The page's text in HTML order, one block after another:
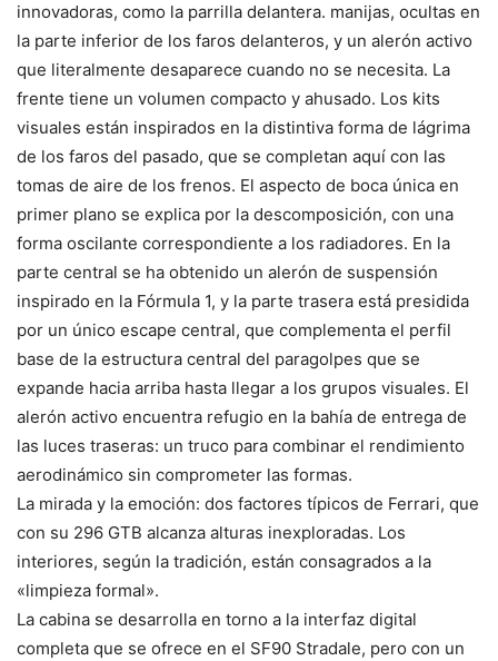
innovadoras, como la parrilla delantera. manijas, ocultas en
la parte inferior de los faros delanteros, y un alerón activo
que literalmente desaparece cuando no se necesita. La
frente tiene un volumen compacto y ahusado. Los kits
visuales están inspirados en la distintiva forma de lágrima
de los faros del pasado, que se completan aquí con las
tomas de aire de los frenos. El aspecto de boca única en
primer plano se explica por la descomposición, con una
forma oscilante correspondiente a los radiadores. En la
parte central se ha obtenido un alerón de suspensión
inspirado en la Fórmula 1, y la parte trasera está presidida
por un único escape central, que complementa el perfil
base de la estructura central del paragolpes que se
expande hacia arriba hasta llegar a los grupos visuales. El
alerón activo encuentra refugio en la bahía de entrega de
las luces traseras: un truco para combinar el rendimiento
aerodinámico sin comprometer las formas.
La mirada y la emoción: dos factores típicos de Ferrari, que
con su 296 GTB alcanza alturas inexploradas. Los
interiores, según la tradición, están consagrados a la
«limpieza formal».
La cabina se desarrolla en torno a la interfaz digital
completa que se ofrece en el SF90 Stradale, pero con un